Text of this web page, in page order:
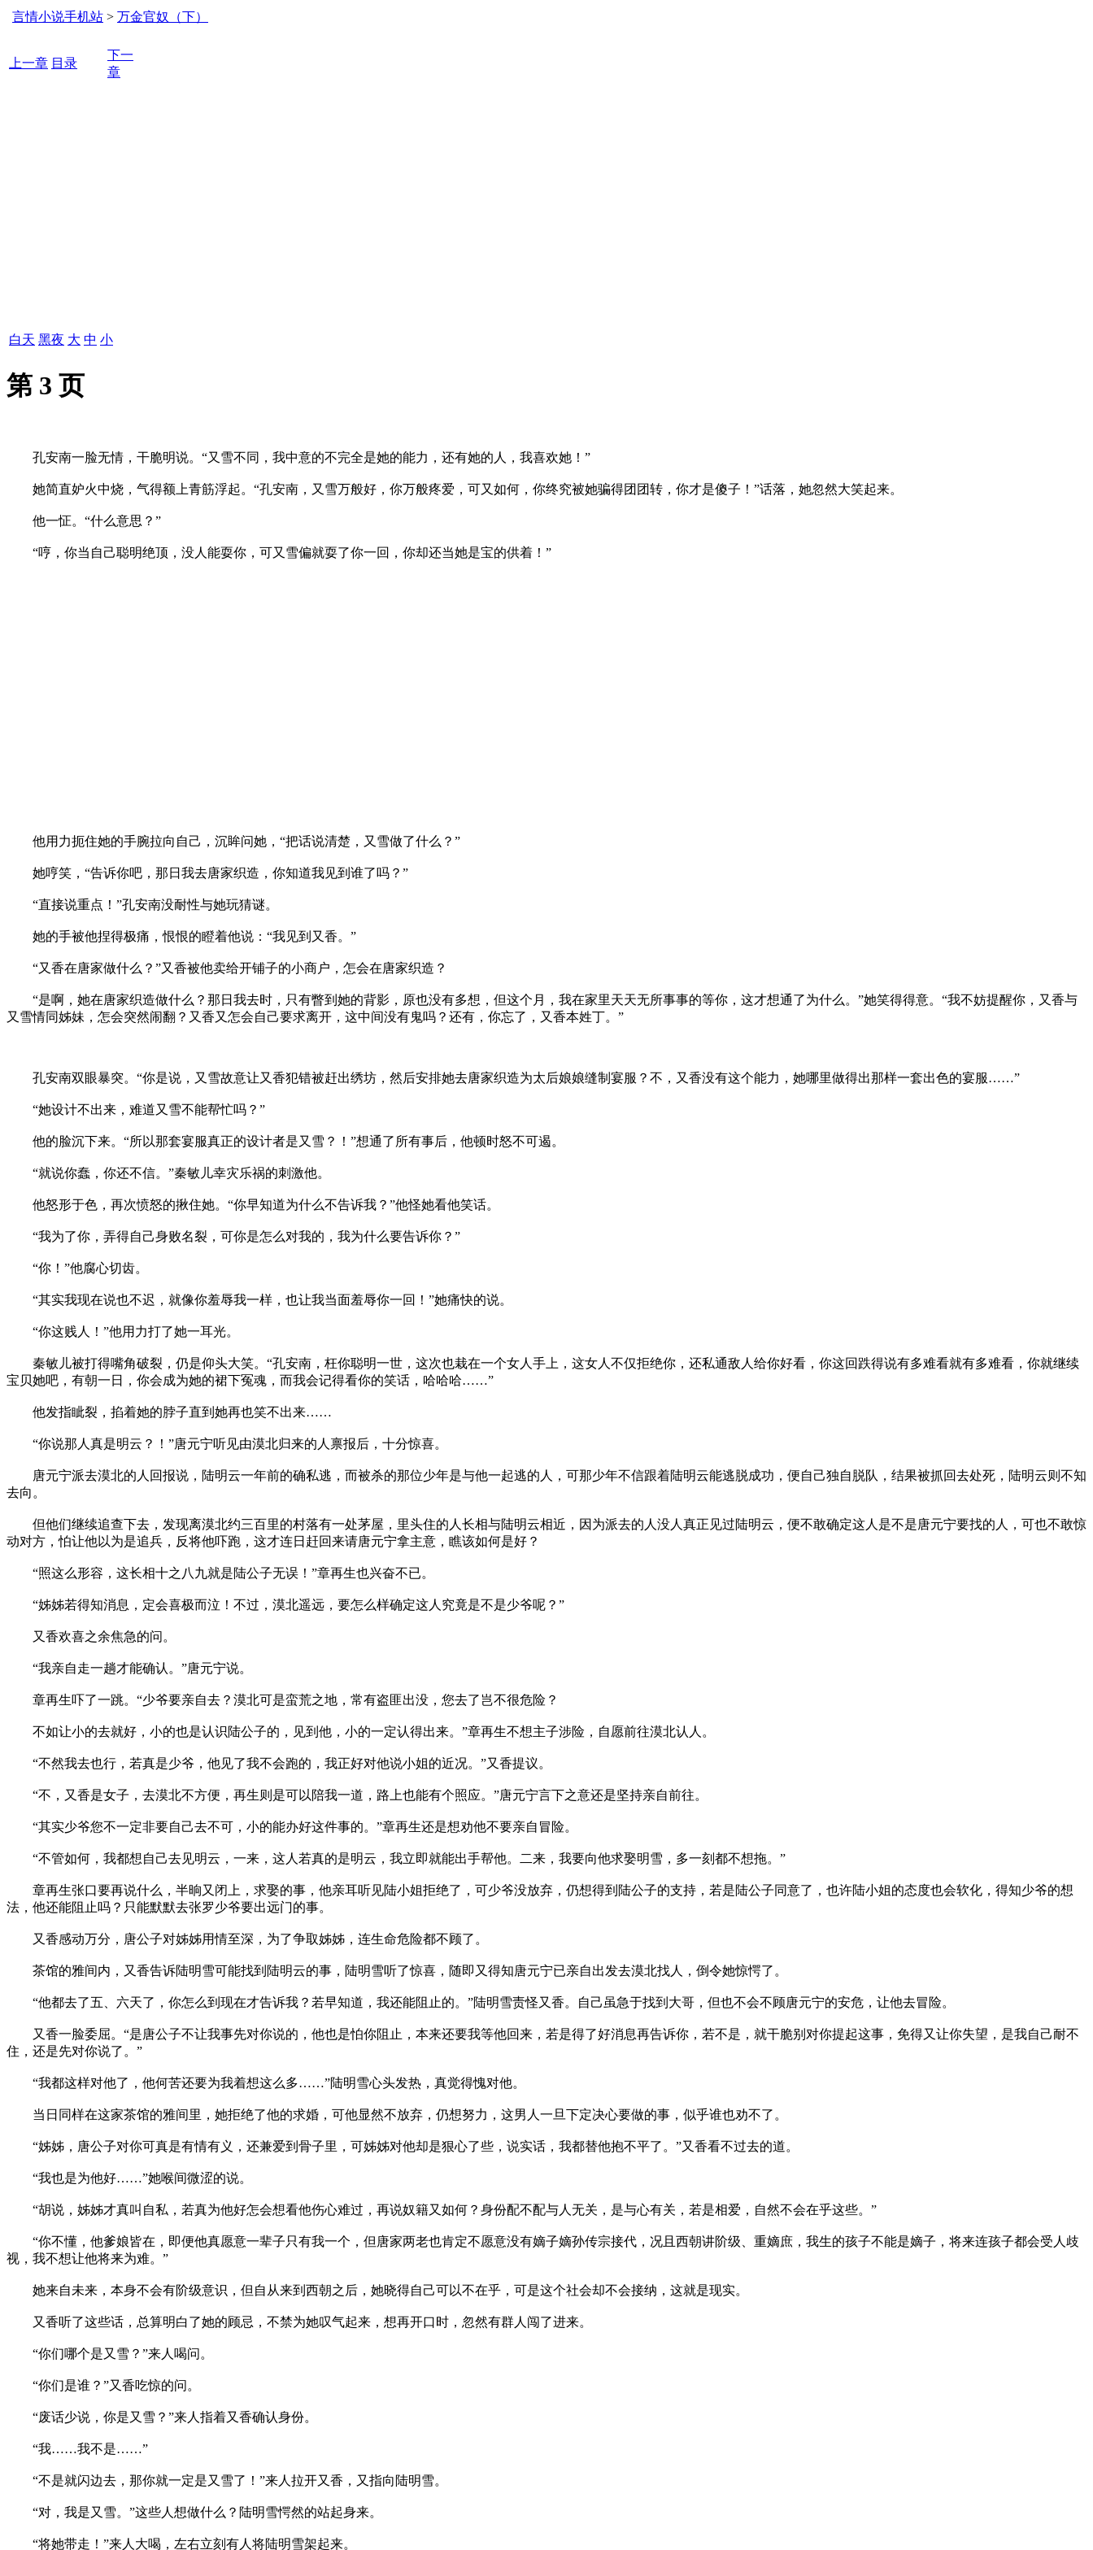
言情小说手机站 > 万金官奴（下）
上一章 目录
下一
章
白天 黑夜 大 中 小
第 3 页
孔安南一脸无情，干脆明说。“又雪不同，我中意的不完全是她的能力，还有她的人，我喜欢她！”
她简直妒火中烧，气得额上青筋浮起。“孔安南，又雪万般好，你万般疼爱，可又如何，你终究被她骗得团团转，你才是傻子！”话落，她忽然大笑起来。
他一怔。“什么意思？”
“哼，你当自己聪明绝顶，没人能耍你，可又雪偏就耍了你一回，你却还当她是宝的供着！”
他用力扼住她的手腕拉向自己，沉眸问她，“把话说清楚，又雪做了什么？”
她哼笑，“告诉你吧，那日我去唐家织造，你知道我见到谁了吗？”
“直接说重点！”孔安南没耐性与她玩猜谜。
她的手被他捏得极痛，恨恨的瞪着他说：“我见到又香。”
“又香在唐家做什么？”又香被他卖给开铺子的小商户，怎会在唐家织造？
“是啊，她在唐家织造做什么？那日我去时，只有瞥到她的背影，原也没有多想，但这个月，我在家里天天无所事事的等你，这才想通了为什么。”她笑得得意。“我不妨提醒你，又香与
又雪情同姊妹，怎会突然闹翻？又香又怎会自己要求离开，这中间没有鬼吗？还有，你忘了，又香本姓丁。”
孔安南双眼暴突。“你是说，又雪故意让又香犯错被赶出绣坊，然后安排她去唐家织造为太后娘娘缝制宴服？不，又香没有这个能力，她哪里做得出那样一套出色的宴服……”
“她设计不出来，难道又雪不能帮忙吗？”
他的脸沉下来。“所以那套宴服真正的设计者是又雪？！”想通了所有事后，他顿时怒不可遏。
“就说你蠢，你还不信。”秦敏儿幸灾乐祸的刺激他。
他怒形于色，再次愤怒的揪住她。“你早知道为什么不告诉我？”他怪她看他笑话。
“我为了你，弄得自己身败名裂，可你是怎么对我的，我为什么要告诉你？”
“你！”他腐心切齿。
“其实我现在说也不迟，就像你羞辱我一样，也让我当面羞辱你一回！”她痛快的说。
“你这贱人！”他用力打了她一耳光。
秦敏儿被打得嘴角破裂，仍是仰头大笑。“孔安南，枉你聪明一世，这次也栽在一个女人手上，这女人不仅拒绝你，还私通敌人给你好看，你这回跌得说有多难看就有多难看，你就继续
宝贝她吧，有朝一日，你会成为她的裙下冤魂，而我会记得看你的笑话，哈哈哈……”
他发指眦裂，掐着她的脖子直到她再也笑不出来……
“你说那人真是明云？！”唐元宁听见由漠北归来的人禀报后，十分惊喜。
唐元宁派去漠北的人回报说，陆明云一年前的确私逃，而被杀的那位少年是与他一起逃的人，可那少年不信跟着陆明云能逃脱成功，便自己独自脱队，结果被抓回去处死，陆明云则不知
去向。
但他们继续追查下去，发现离漠北约三百里的村落有一处茅屋，里头住的人长相与陆明云相近，因为派去的人没人真正见过陆明云，便不敢确定这人是不是唐元宁要找的人，可也不敢惊
动对方，怕让他以为是追兵，反将他吓跑，这才连日赶回来请唐元宁拿主意，瞧该如何是好？
“照这么形容，这长相十之八九就是陆公子无误！”章再生也兴奋不已。
“姊姊若得知消息，定会喜极而泣！不过，漠北遥远，要怎么样确定这人究竟是不是少爷呢？”
又香欢喜之余焦急的问。
“我亲自走一趟才能确认。”唐元宁说。
章再生吓了一跳。“少爷要亲自去？漠北可是蛮荒之地，常有盗匪出没，您去了岂不很危险？
不如让小的去就好，小的也是认识陆公子的，见到他，小的一定认得出来。”章再生不想主子涉险，自愿前往漠北认人。
“不然我去也行，若真是少爷，他见了我不会跑的，我正好对他说小姐的近况。”又香提议。
“不，又香是女子，去漠北不方便，再生则是可以陪我一道，路上也能有个照应。”唐元宁言下之意还是坚持亲自前往。
“其实少爷您不一定非要自己去不可，小的能办好这件事的。”章再生还是想劝他不要亲自冒险。
“不管如何，我都想自己去见明云，一来，这人若真的是明云，我立即就能出手帮他。二来，我要向他求娶明雪，多一刻都不想拖。”
章再生张口要再说什么，半晌又闭上，求娶的事，他亲耳听见陆小姐拒绝了，可少爷没放弃，仍想得到陆公子的支持，若是陆公子同意了，也许陆小姐的态度也会软化，得知少爷的想
法，他还能阻止吗？只能默默去张罗少爷要出远门的事。
又香感动万分，唐公子对姊姊用情至深，为了争取姊姊，连生命危险都不顾了。
茶馆的雅间内，又香告诉陆明雪可能找到陆明云的事，陆明雪听了惊喜，随即又得知唐元宁已亲自出发去漠北找人，倒令她惊愕了。
“他都去了五、六天了，你怎么到现在才告诉我？若早知道，我还能阻止的。”陆明雪责怪又香。自己虽急于找到大哥，但也不会不顾唐元宁的安危，让他去冒险。
又香一脸委屈。“是唐公子不让我事先对你说的，他也是怕你阻止，本来还要我等他回来，若是得了好消息再告诉你，若不是，就干脆别对你提起这事，免得又让你失望，是我自己耐不
住，还是先对你说了。”
“我都这样对他了，他何苦还要为我着想这么多……”陆明雪心头发热，真觉得愧对他。
当日同样在这家茶馆的雅间里，她拒绝了他的求婚，可他显然不放弃，仍想努力，这男人一旦下定决心要做的事，似乎谁也劝不了。
“姊姊，唐公子对你可真是有情有义，还兼爱到骨子里，可姊姊对他却是狠心了些，说实话，我都替他抱不平了。”又香看不过去的道。
“我也是为他好……”她喉间微涩的说。
“胡说，姊姊才真叫自私，若真为他好怎会想看他伤心难过，再说奴籍又如何？身份配不配与人无关，是与心有关，若是相爱，自然不会在乎这些。”
“你不懂，他爹娘皆在，即便他真愿意一辈子只有我一个，但唐家两老也肯定不愿意没有嫡子嫡孙传宗接代，况且西朝讲阶级、重嫡庶，我生的孩子不能是嫡子，将来连孩子都会受人歧
视，我不想让他将来为难。”
她来自未来，本身不会有阶级意识，但自从来到西朝之后，她晓得自己可以不在乎，可是这个社会却不会接纳，这就是现实。
又香听了这些话，总算明白了她的顾忌，不禁为她叹气起来，想再开口时，忽然有群人闯了进来。
“你们哪个是又雪？”来人喝问。
“你们是谁？”又香吃惊的问。
“废话少说，你是又雪？”来人指着又香确认身份。
“我……我不是……”
“不是就闪边去，那你就一定是又雪了！”来人拉开又香，又指向陆明雪。
“对，我是又雪。”这些人想做什么？陆明雪愕然的站起身来。
“将她带走！”来人大喝，左右立刻有人将陆明雪架起来。